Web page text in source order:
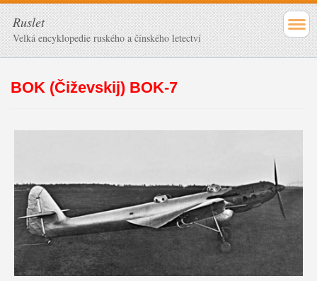
Ruslet
Velká encyklopedie ruského a čínského letectví
BOK (Čiževskij) BOK-7